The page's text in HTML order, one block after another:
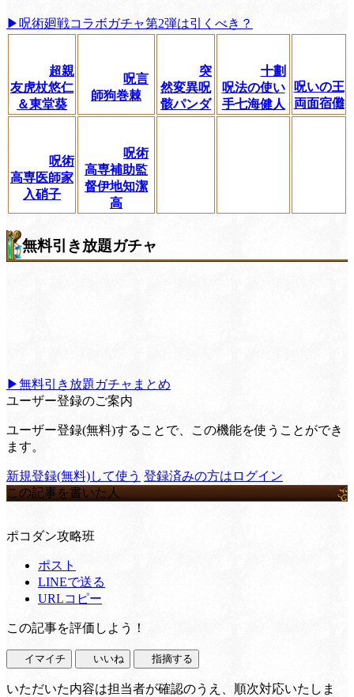
▶呪術廻戦コラボガチャ第2弾は引くべき？
超親
友虎杖悠仁
＆東堂葵
呪言
師狗巻棘
突
然変異呪
骸パンダ
十劃
呪法の使い
手七海健人
呪いの王
両面宿儺
呪術
高専医師家
入硝子
呪術
高専補助監
督伊地知潔
高
無料引き放題ガチャ
▶無料引き放題ガチャまとめ
ユーザー登録のご案内
ユーザー登録(無料)することで、この機能を使うことができ
ます。
新規登録(無料)して使う 登録済みの方はログイン
この記事を書いた人
ポコダン攻略班
ポスト
LINEで送る
URLコピー
この記事を評価しよう！
イマイチ いいね 指摘する
いただいた内容は担当者が確認のうえ、順次対応いたしま